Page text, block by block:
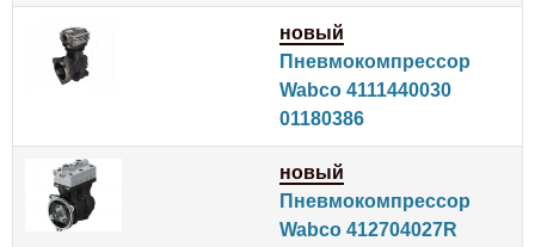
новый
Пневмокомпрессор
Wabco 4111440030
01180386
новый
Пневмокомпрессор
Wabco 412704027R